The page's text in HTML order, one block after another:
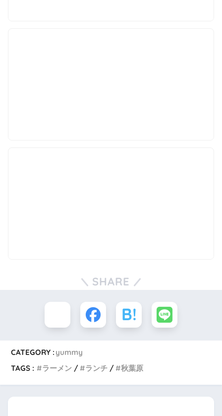
SHARE
CATEGORY : yummy
TAGS :
ラーメン ランチ 秋葉原